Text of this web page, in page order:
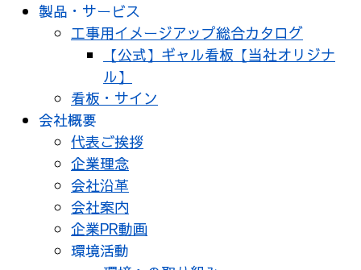
製品・サービス
工事用イメージアップ総合カタログ
【公式】ギャル看板【当社オリジナ
ル】
看板・サイン
会社概要
代表ご挨拶
企業理念
会社沿革
会社案内
企業PR動画
環境活動